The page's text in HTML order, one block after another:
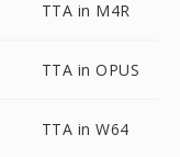
TTA in M4R
TTA in OPUS
TTA in W64